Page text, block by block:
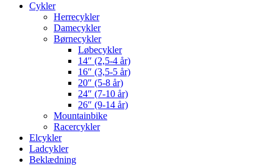
Cykler
Herrecykler
Damecykler
Børnecykler
Løbecykler
14″ (2,5-4 år)
16″ (3,5-5 år)
20″ (5-8 år)
24″ (7-10 år)
26″ (9-14 år)
Mountainbike
Racercykler
Elcykler
Ladcykler
Beklædning